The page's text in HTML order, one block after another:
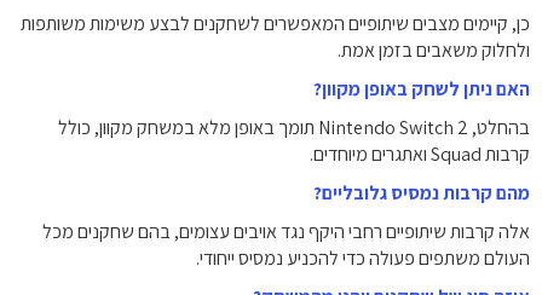
כן, קיימים מצבים שיתופיים המאפשרים לשחקנים לבצע משימות משותפות
ולחלוק משאבים בזמן אמת.
האם ניתן לשחק באופן מקוון?
בהחלט, Nintendo Switch 2 תומך באופן מלא במשחק מקוון, כולל
קרבות Squad ואתגרים מיוחדים.
מהם קרבות נמסיס גלובליים?
אלה קרבות שיתופיים רחבי היקף נגד אויבים עצומים, בהם שחקנים מכל
העולם משתפים פעולה כדי להכניע נמסיס ייחודי.